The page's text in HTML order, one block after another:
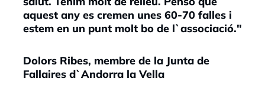
aquest any es cremen unes 60-70 falles i
estem en un punt molt bo de l`associació."
Dolors Ribes, membre de la Junta de
Fallaires d`Andorra la Vella